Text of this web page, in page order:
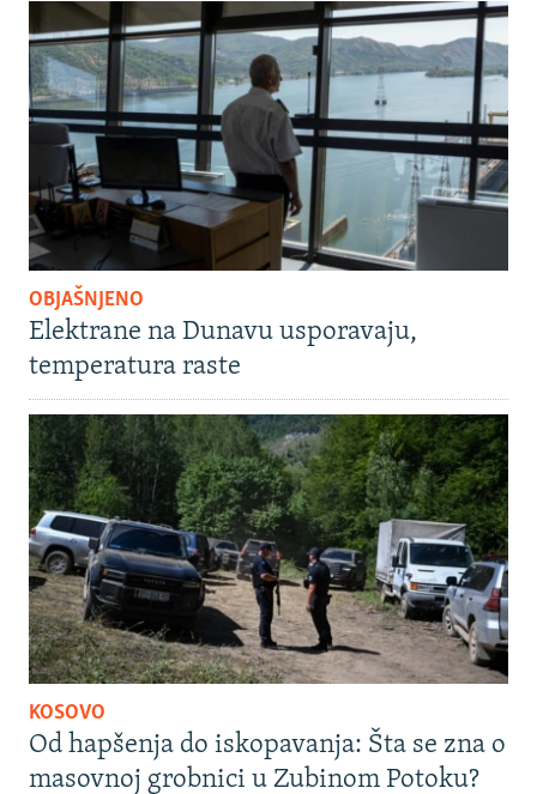
OBJAŠNJENO
Elektrane na Dunavu usporavaju,
temperatura raste
KOSOVO
Od hapšenja do iskopavanja: Šta se zna o
masovnoj grobnici u Zubinom Potoku?